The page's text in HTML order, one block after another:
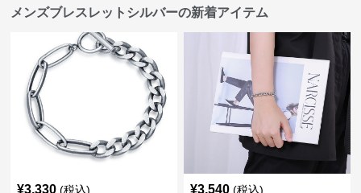
メンズブレスレットシルバーの新着アイテム
¥3,330 (税込) ¥3,540 (税込)